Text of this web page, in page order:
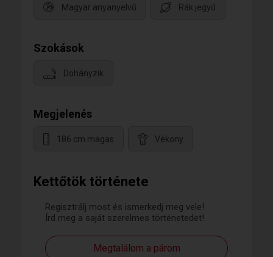
Kettőtök története
Regisztrálj most és ismerkedj meg vele!
Írd meg a saját szerelmes történetedet!
Megtalálom a párom
Magyar anyanyelvű Rák jegyű
Szokások
Dohányzik
Megjelenés
186 cm magas Vékony